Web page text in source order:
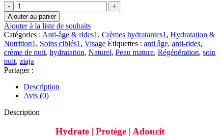
quantité
de
🧴
💕
🌙
Ziaja
–
Rose
Butter
Crème
de
nuit
Anti-
Ajouter au panier
Ajouter à la liste de souhaits
Catégories : Anti-âge & rides1 , Crèmes hydratantes1 , Hydratation &
Nutrition1 , Soins ciblés1 , Visage Étiquettes : anti âge, anti-rides,
crème de nuit, hydratation, Naturel, Peau mature, Régénération, soin
nuit, ziaja
Partager :
Description
Avis (0)
Description
Hydrate | Protège | Adoucit